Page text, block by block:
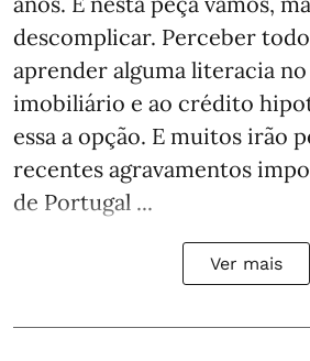
descomplicar. Perceber
aprender alguma literacia
imobiliário e ao crédito
essa a opção. E muitos irão
recentes agravamentos
de Portugal ...
Ver mais